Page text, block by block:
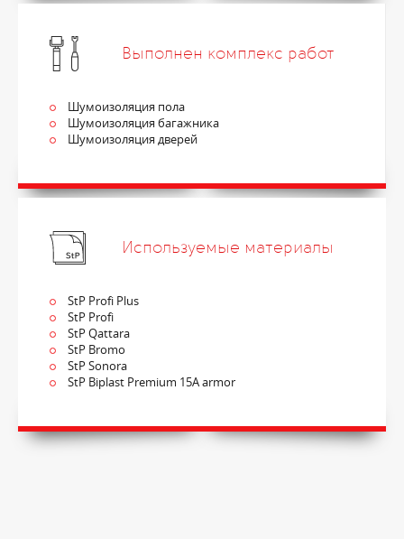
Выполнен комплекс работ
Шумоизоляция пола
Шумоизоляция багажника
Шумоизоляция дверей
Используемые материалы
StP Profi Plus
StP Profi
StP Qattara
StP Bromo
StP Sonora
StP Biplast Premium 15A armor